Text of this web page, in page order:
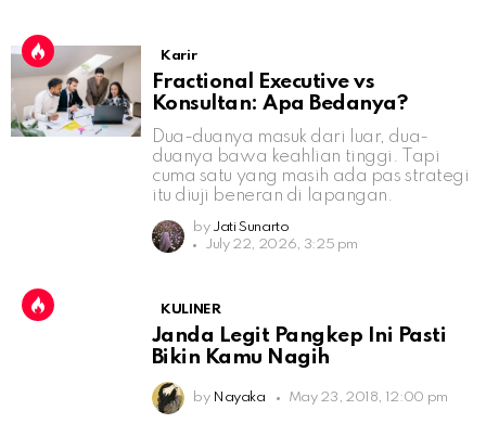
Karir
Fractional Executive vs
Konsultan: Apa Bedanya?
Dua-duanya masuk dari luar, dua-
duanya bawa keahlian tinggi. Tapi
cuma satu yang masih ada pas strategi
itu diuji beneran di lapangan.
by Jati Sunarto
July 22, 2026, 3:25 pm
KULINER
Janda Legit Pangkep Ini Pasti
Bikin Kamu Nagih
by Nayaka May 23, 2018, 12:00 pm